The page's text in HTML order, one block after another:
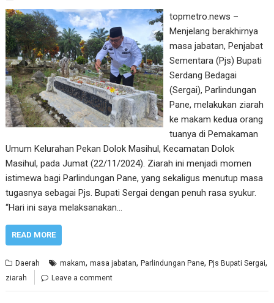
topmetro.news –
Menjelang berakhirnya
masa jabatan, Penjabat
Sementara (Pjs) Bupati
Serdang Bedagai
(Sergai), Parlindungan
Pane, melakukan ziarah
ke makam kedua orang
tuanya di Pemakaman
Umum Kelurahan Pekan Dolok Masihul, Kecamatan Dolok
Masihul, pada Jumat (22/11/2024). Ziarah ini menjadi momen
istimewa bagi Parlindungan Pane, yang sekaligus menutup masa
tugasnya sebagai Pjs. Bupati Sergai dengan penuh rasa syukur.
“Hari ini saya melaksanakan…
READ MORE
Daerah makam,masa jabatan,Parlindungan Pane,Pjs Bupati Sergai,
ziarah Leave a comment